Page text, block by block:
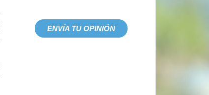
ENVÍA TU OPINIÓN